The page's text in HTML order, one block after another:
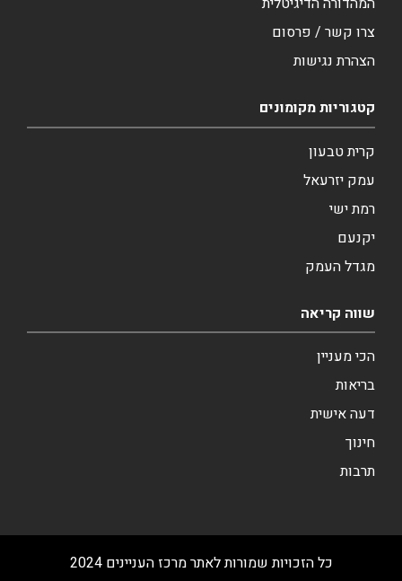
צרו קשר / פרסום
הצהרת נגישות
קטגוריות מקומונים
קרית טבעון
עמק יזרעאל
רמת ישי
יקנעם
מגדל העמק
שווה קריאה
הכי מעניין
בריאות
דעה אישית
חינוך
תרבות
כל הזכויות שמורות לאתר מרכז העניינים 2024